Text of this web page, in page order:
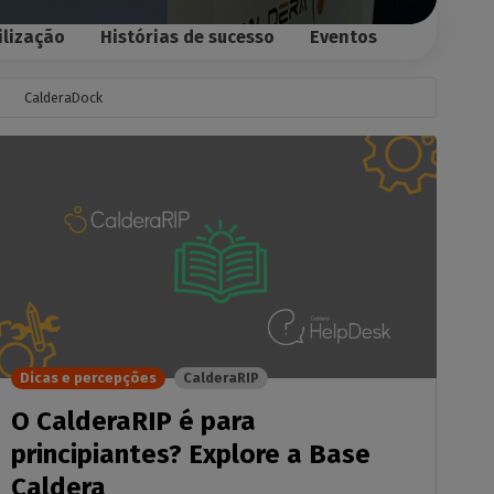
Histórias de sucesso Eventos
CalderaDock
O CalderaRIP é para
principiantes? Explore a Base
Caldera
Dicas e percepções CalderaRIP